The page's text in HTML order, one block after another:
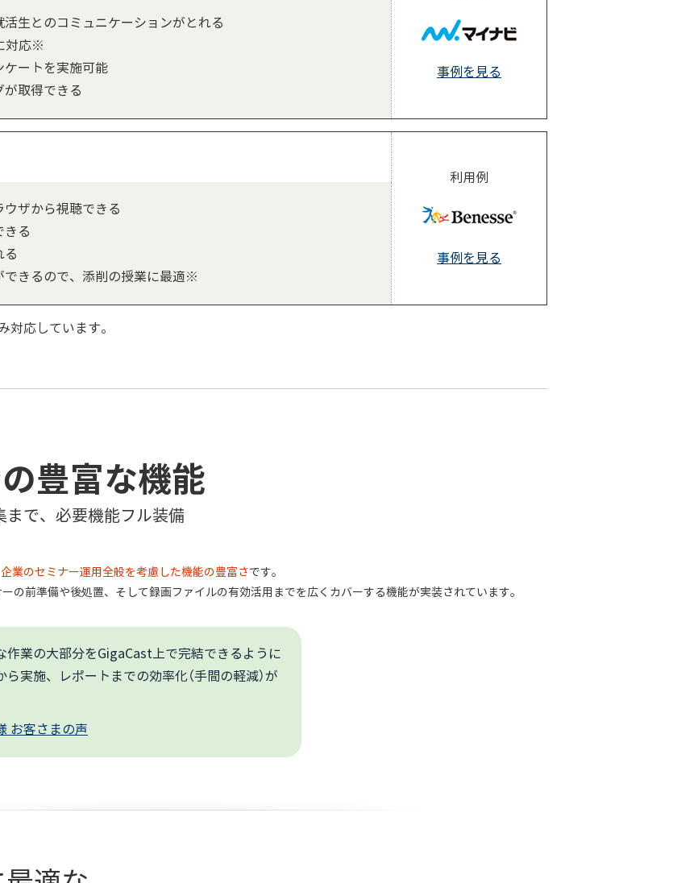
事例を見る
生とのコミュニケーションがとれる
対応※
ケートを実施可能
取得できる
利用例
事例を見る
ザから視聴できる
きる
る
できるので、添削の授業に最適※
応しています。
豊富な機能
で、必要機能フル装備
企業のセミナー運用全般を考慮した機能の豊富さです。
の前準備や後処置、そして録画ファイルの有効活用までを広くカバーする機能が実装されています。
作業の大部分をGigaCast上で完結できるように
実施、レポートまでの効率化（手間の軽減）が
お客さまの声